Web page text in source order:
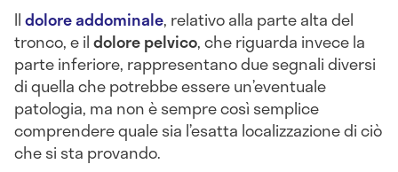
Ildolore addominale, relativo alla parte alta del
tronco, e ildolore pelvico, che riguarda invece la
parte inferiore, rappresentano due segnali diversi
di quella che potrebbe essere un’eventuale
patologia, ma non è sempre così semplice
comprendere quale sia l’esatta localizzazione di ciò
che si sta provando.